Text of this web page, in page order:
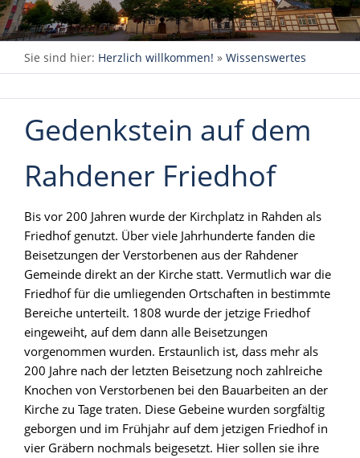
Sie sind hier: Herzlich willkommen! » Wissenswertes
Gedenkstein auf dem
Rahdener Friedhof
Bis vor 200 Jahren wurde der Kirchplatz in Rahden als
Friedhof genutzt. Über viele Jahrhunderte fanden die
Beisetzungen der Verstorbenen aus der Rahdener
Gemeinde direkt an der Kirche statt. Vermutlich war die
Friedhof für die umliegenden Ortschaften in bestimmte
Bereiche unterteilt. 1808 wurde der jetzige Friedhof
eingeweiht, auf dem dann alle Beisetzungen
vorgenommen wurden. Erstaunlich ist, dass mehr als
200 Jahre nach der letzten Beisetzung noch zahlreiche
Knochen von Verstorbenen bei den Bauarbeiten an der
Kirche zu Tage traten. Diese Gebeine wurden sorgfältig
geborgen und im Frühjahr auf dem jetzigen Friedhof in
vier Gräbern nochmals beigesetzt. Hier sollen sie ihre